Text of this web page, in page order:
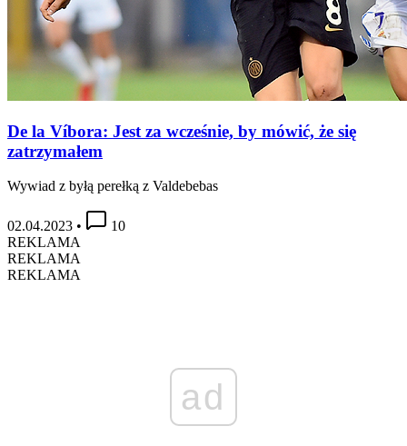
De la Víbora: Jest za wcześnie, by mówić, że się
zatrzymałem
Wywiad z byłą perełką z Valdebebas
02.04.2023 •
10
REKLAMA
REKLAMA
REKLAMA
ad